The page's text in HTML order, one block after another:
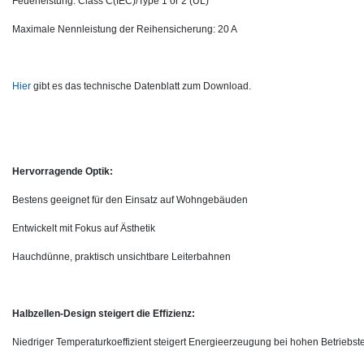
Maximale Nennleistung der Reihensicherung: 20 A
Hier gibt es das technische Datenblatt zum Download.
Hervorragende Optik:
Bestens geeignet für den Einsatz auf Wohngebäuden
Entwickelt mit Fokus auf Ästhetik
Hauchdünne, praktisch unsichtbare Leiterbahnen
Halbzellen-Design steigert die Effizienz:
Niedriger Temperaturkoeffizient steigert Energieerzeugung bei hohen